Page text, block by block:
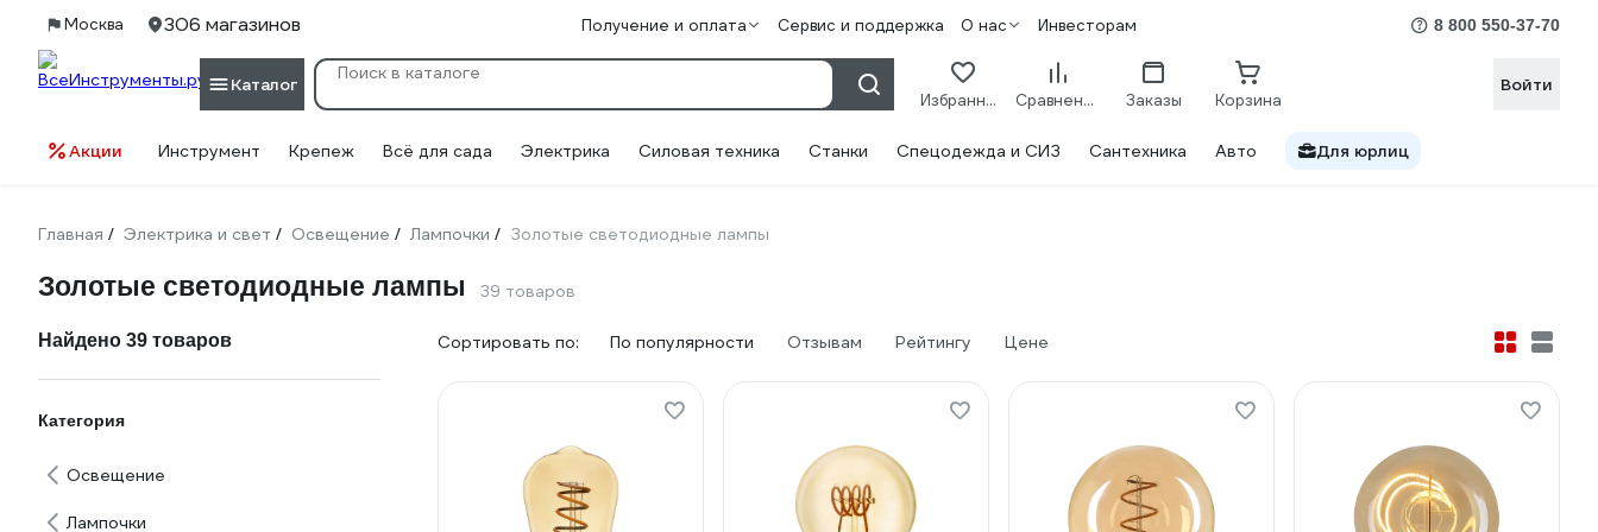
Москва 306 магазинов Получение и оплата Сервис и поддержка О нас Инвесторам 8 800 550-37-70
Каталог
Избранное Сравнение Заказы Корзина
Войти
Акции Инструмент Крепеж Всё для сада Электрика Силовая техника Станки Спецодежда и СИЗ Сантехника Авто Для юрлиц
Главная / Электрика и свет / Освещение / Лампочки / Золотые светодиодные лампы
Золотые светодиодные лампы 39 товаров
Найдено 39 товаров
Категория
Освещение
Лампочки
Сортировать по: По популярности Отзывам Рейтингу Цене